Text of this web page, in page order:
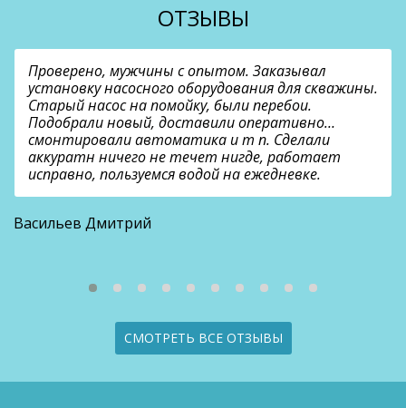
ОТЗЫВЫ
Проверено, мужчины с опытом. Заказывал
установку насосного оборудования для скважины.
Старый насос на помойку, были перебои.
Подобрали новый, доставили оперативно…
смонтировали автоматика и т п. Сделали
аккуратн ничего не течет нигде, работает
исправно, пользуемся водой на ежедневке.
Васильев Дмитрий
СМОТРЕТЬ ВСЕ ОТЗЫВЫ